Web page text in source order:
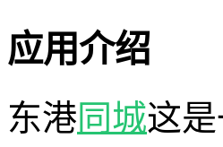
应用介绍
东港同城这